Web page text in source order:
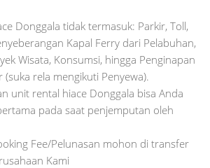
Donggala tidak termasuk: Parkir, Toll,
Kapal Ferry dari Pelabuhan,
Wisata, Konsumsi, hingga Penginapan
(suka rela mengikuti Penyewa).
unit rental hiace Donggala bisa Anda
pada saat penjemputan oleh
Fee/Pelunasan mohon di transfer
Kami